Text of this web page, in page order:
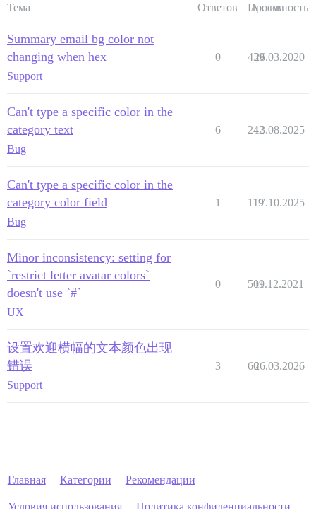
Тема Ответов Просм.
Активность
Summary email bg color not
changing when hex
Support
0 439
26.03.2020
Can't type a specific color in the
category text
Bug
6 242
13.08.2025
Can't type a specific color in the
category color field
Bug
1 119
17.10.2025
Minor inconsistency: setting for
`restrict letter avatar colors`
doesn't use `#`
UX
0 509
11.12.2021
设置欢迎横幅的文本颜色出现
错误
Support
3 6626.03.2026
Главная Категории Рекомендации
Условия использования Политика конфиденциальности